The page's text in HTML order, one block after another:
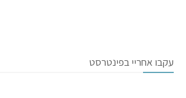
עקבו אחריי בפינטרסט